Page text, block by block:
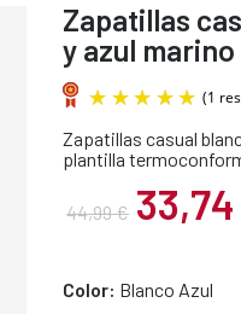
Zapatillas
y azul marino
Zapatillas casual
plantilla
44,99 €
Color: Blanco Azul